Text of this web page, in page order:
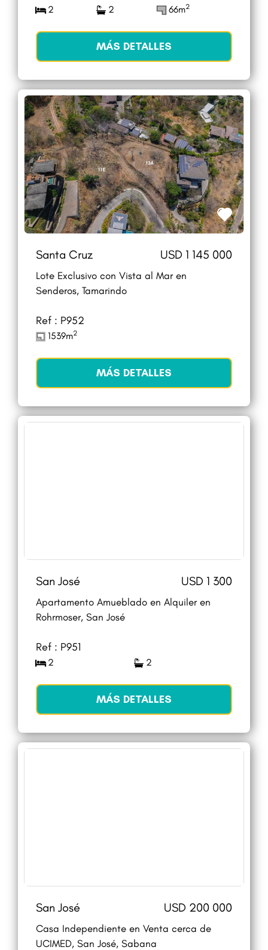
2 2 66m2
MÁS DETALLES
Santa Cruz USD 1 145 000
Lote Exclusivo con Vista al Mar en
Senderos, Tamarindo
Ref : P952
1539m2
MÁS DETALLES
San José USD 1 300
Apartamento Amueblado en Alquiler en
Rohrmoser, San José
Ref : P951
2 2
MÁS DETALLES
San José USD 200 000
Casa Independiente en Venta cerca de
UCIMED, San José, Sabana